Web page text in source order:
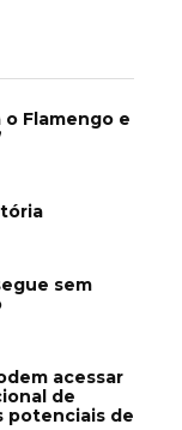
Flamengo e
sem
acessar
de
potenciais de